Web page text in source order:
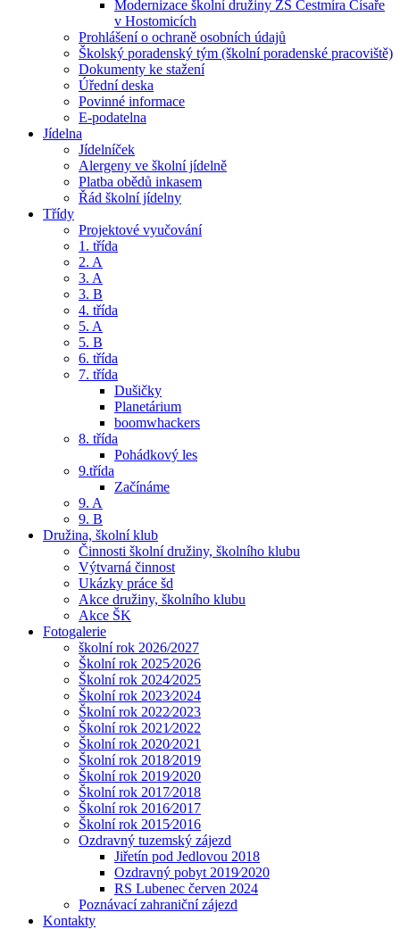
Modernizace školní družiny ZŠ Čestmíra Císaře
v Hostomicích
Prohlášení o ochraně osobních údajů
Školský poradenský tým (školní poradenské pracoviště)
Dokumenty ke stažení
Úřední deska
Povinné informace
E-podatelna
Jídelna
Jídelníček
Alergeny ve školní jídelně
Platba obědů inkasem
Řád školní jídelny
Třídy
Projektové vyučování
1. třída
2. A
3. A
3. B
4. třída
5. A
5. B
6. třída
7. třída
Dušičky
Planetárium
boomwhackers
8. třída
Pohádkový les
9.třída
Začínáme
9. A
9. B
Družina, školní klub
Činnosti školní družiny, školního klubu
Výtvarná činnost
Ukázky práce šd
Akce družiny, školního klubu
Akce ŠK
Fotogalerie
školní rok 2026/2027
Školní rok 2025⁄2026
Školní rok 2024⁄2025
Školní rok 2023⁄2024
Školní rok 2022⁄2023
Školní rok 2021⁄2022
Školní rok 2020⁄2021
Školní rok 2018⁄2019
Školní rok 2019⁄2020
Školní rok 2017⁄2018
Školní rok 2016⁄2017
Školní rok 2015⁄2016
Ozdravný tuzemský zájezd
Jiřetín pod Jedlovou 2018
Ozdravný pobyt 2019⁄2020
RS Lubenec červen 2024
Poznávací zahraniční zájezd
Kontakty